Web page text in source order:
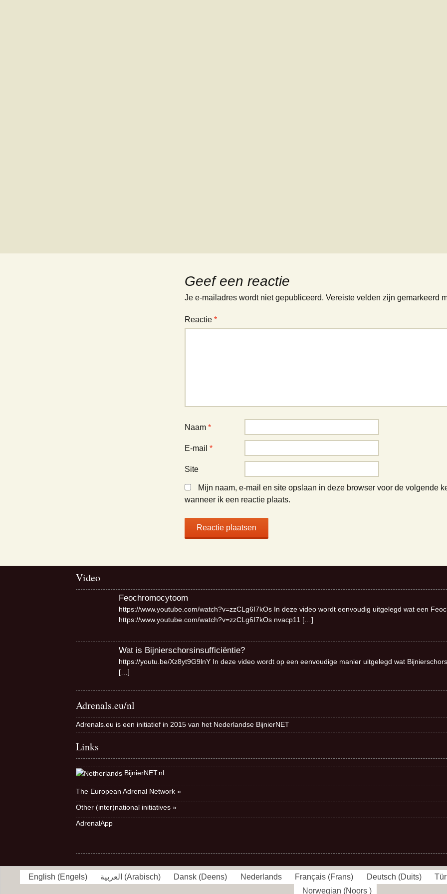
Geef een reactie
Je e-mailadres wordt niet gepubliceerd. Vereiste velden zijn gemarkeerd
Reactie *
Naam *
E-mail *
Site
Mijn naam, e-mail en site opslaan in deze browser voor de volgende
wanneer ik een reactie plaats.
Video
Feochromocytoom
https://www.youtube.com/watch?v=zzCLg6I7kOs In deze video wordt eenvoudig uitgelegd wat een
https://www.youtube.com/watch?v=zzCLg6I7kOs nvacp11 […]
Wat is Bijnierschorsinsufficiëntie?
https://youtu.be/Xz8yt9G9lnY In deze video wordt op een eenvoudige manier uitgelegd wat
[…]
Adrenals.eu/nl
Adrenals.eu is een initiatief in 2015 van het Nederlandse BijnierNET
Links
BijnierNET.nl
The European Adrenal Network »
Other (inter)national initiatives »
AdrenalApp
English (Engels) العربية (Arabisch) Dansk (Deens) Nederlands Français (Frans) Deutsch (Duits)
Norwegian (Noors )